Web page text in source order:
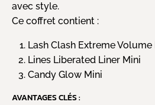
avec style.
Ce coffret contient :
Lash Clash Extreme Volume
Lines Liberated Liner Mini
Candy Glow Mini
AVANTAGES CLÉS :